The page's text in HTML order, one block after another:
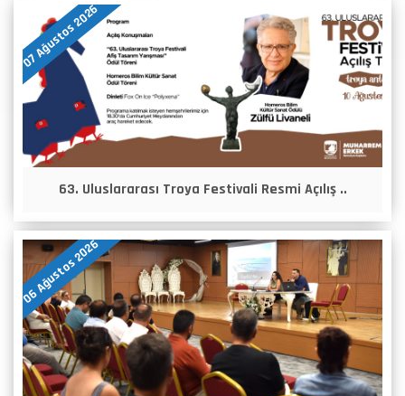
07 Ağustos 2026
63. Uluslararası Troya Festivali Resmi Açılış ..
06 Ağustos 2026